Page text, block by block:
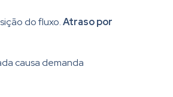
do fluxo.Atraso por
causa demanda